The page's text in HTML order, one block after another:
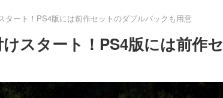
タート！PS4版には前作セットのダブルパックも用意
スタート！PS4版には前作セ